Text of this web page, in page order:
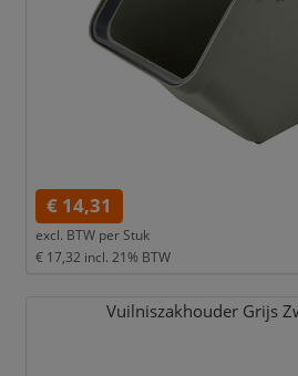
€ 14,31
excl. BTW per Stuk
€ 17,32 incl. 21% BTW
Vuilniszakhouder Grijs